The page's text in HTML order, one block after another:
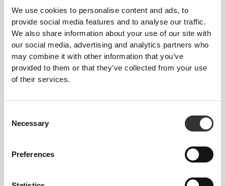
We use cookies to personalise content and ads, to
provide social media features and to analyse our traffic.
We also share information about your use of our site with
our social media, advertising and analytics partners who
may combine it with other information that you’ve
provided to them or that they’ve collected from your use
of their services.
Selection
Necessary
Preferences
Να κινείσαι άνετα και ελεύθερα κάθε
μέρα, αυτό είναι το σύνθημα.